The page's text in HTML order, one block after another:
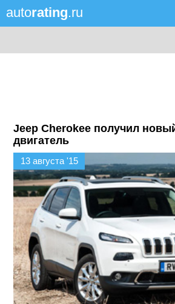
autorating.ru
Jeep Cherokee получил
двигатель
13 августа '15